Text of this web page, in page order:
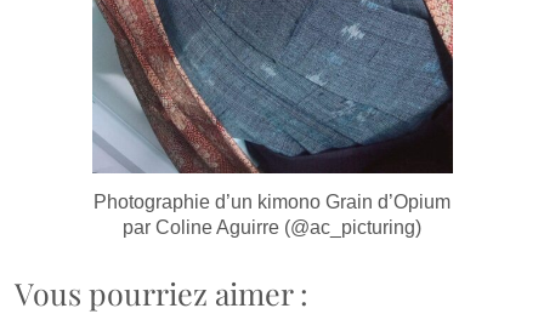
Photographie d’un kimono Grain d’Opium
par Coline Aguirre (@ac_picturing)
Vous pourriez aimer :